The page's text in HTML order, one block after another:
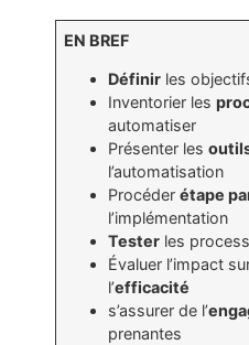
EN BREF
Définir les
Inventorier les
automatiser
Présenter les
l’automatisation
Procéderétape
l’implémentation
Tester les
Évaluer l’impact
l’efficacité
s’assurer de l’
prenantes